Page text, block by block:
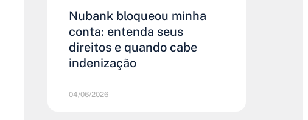
Nubank bloqueou minha
conta: entenda seus
direitos e quando cabe
indenização
04/06/2026